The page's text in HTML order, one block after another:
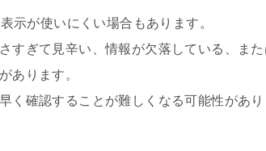
示が使いにくい場合もあります。
すぎて見辛い、情報が欠落している、ま
あります。
く確認することが難しくなる可能性があり